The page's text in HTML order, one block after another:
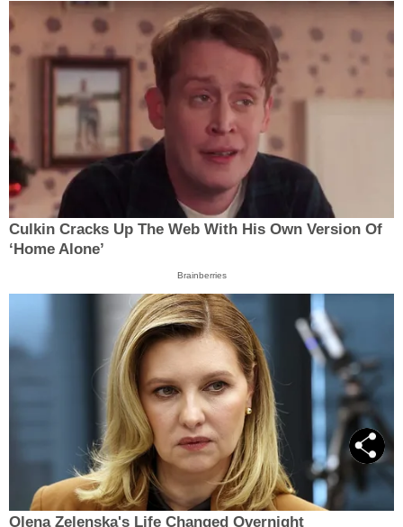
Culkin Cracks Up The Web With His Own Version Of
‘Home Alone’
Brainberries
Olena Zelenska's Life Changed Overnight